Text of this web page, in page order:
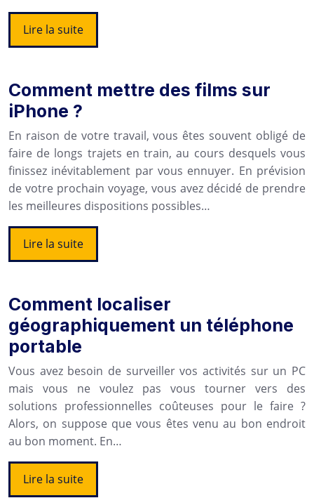
Lire la suite
Comment mettre des films sur
iPhone ?
En raison de votre travail, vous êtes souvent obligé de
faire de longs trajets en train, au cours desquels vous
finissez inévitablement par vous ennuyer. En prévision
de votre prochain voyage, vous avez décidé de prendre
les meilleures dispositions possibles…
Lire la suite
Comment localiser
géographiquement un téléphone
portable
Vous avez besoin de surveiller vos activités sur un PC
mais vous ne voulez pas vous tourner vers des
solutions professionnelles coûteuses pour le faire ?
Alors, on suppose que vous êtes venu au bon endroit
au bon moment. En…
Lire la suite